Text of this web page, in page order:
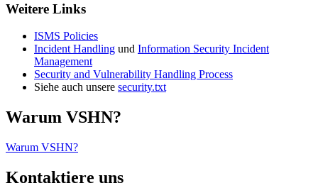
Weitere Links
ISMS Policies
Incident Handling und Information Security Incident
Management
Security and Vulnerability Handling Process
Siehe auch unsere security.txt
Warum VSHN?
Warum VSHN?
Kontaktiere uns